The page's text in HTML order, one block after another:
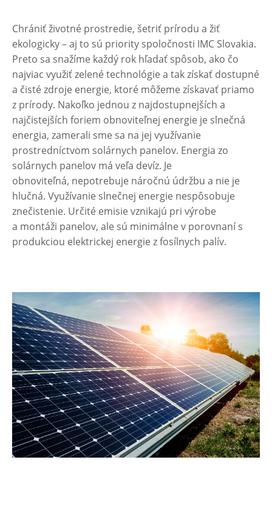
Chrániť životné prostredie, šetriť prírodu a žiť
ekologicky – aj to sú priority spoločnosti IMC Slovakia.
Preto sa snažíme každý rok hľadať spôsob, ako čo
najviac využiť zelené technológie a tak získať dostupné
a čisté zdroje energie, ktoré môžeme získavať priamo
z prírody. Nakoľko jednou z najdostupnejších a
najčistejších foriem obnoviteľnej energie je slnečná
energia, zamerali sme sa na jej využívanie
prostredníctvom solárnych panelov. Energia zo
solárnych panelov má veľa devíz. Je
obnoviteľná, nepotrebuje náročnú údržbu a nie je
hlučná. Využívanie slnečnej energie nespôsobuje
znečistenie. Určité emisie vznikajú pri výrobe
a montáži panelov, ale sú minimálne v porovnaní s
produkciou elektrickej energie z fosílnych palív.